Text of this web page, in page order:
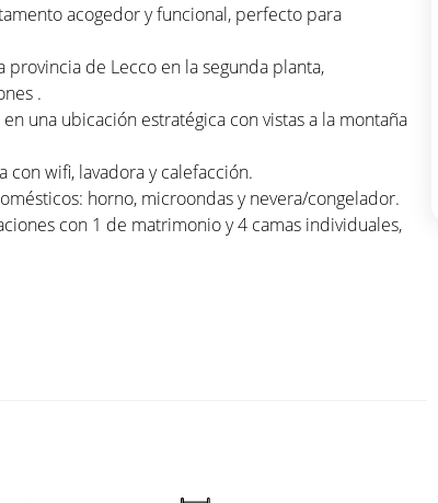
acogedor y funcional, perfecto para
de Lecco en la segunda planta,
.
una ubicación estratégica con vistas a la montaña
con wifi, lavadora y calefacción.
horno, microondas y nevera/congelador.
con 1 de matrimonio y 4 camas individuales,